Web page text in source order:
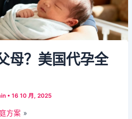
母？美国代孕全
•16 10 月, 2025
方案